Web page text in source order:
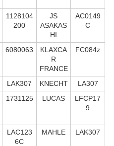
1128104
200
JS
ASAKAS
HI
AC0149
C
6080063
KLAXCA
R
FRANCE
FC084z
LAK307 KNECHT
LA307
1731125 LUCAS
LFCP17
9
LAC123
6C
MAHLE LAK307